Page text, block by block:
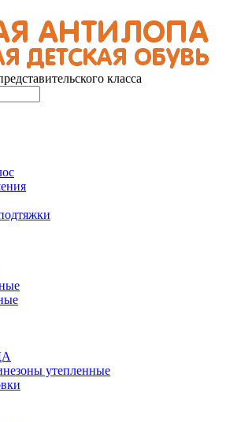
класса
утепленные